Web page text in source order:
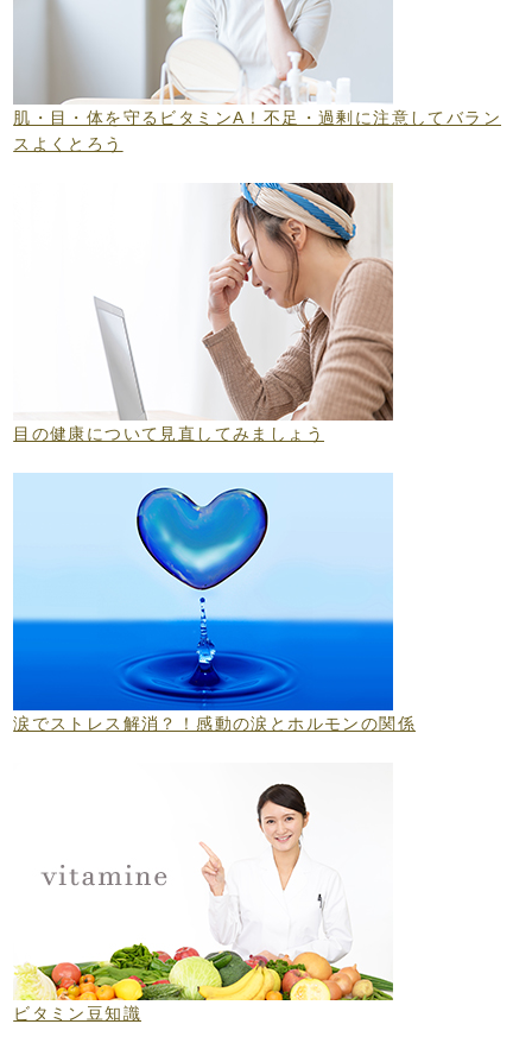
肌・目・体を守るビタミンA！不足・過剰に注意してバラン
スよくとろう
目の健康について見直してみましょう
涙でストレス解消？！感動の涙とホルモンの関係
ビタミン豆知識